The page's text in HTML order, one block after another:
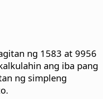
ng 1583 at 9956
ang iba pang
ng simpleng